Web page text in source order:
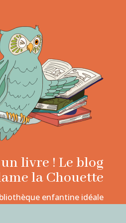
livre ! Le blog
la Chouette
enfantine idéale